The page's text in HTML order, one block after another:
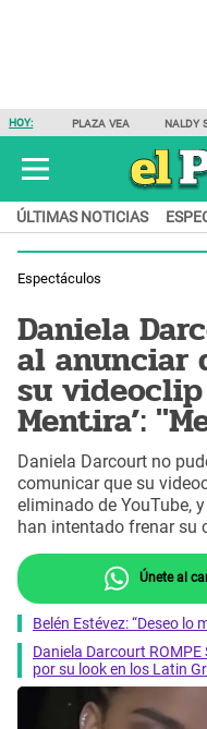
HOY: PLAZA VEA NALDY
ÚLTIMAS NOTICIAS
Espectáculos
Daniela
al anunciar
su videoclip
Mentira’:
Daniela Darcourt no
comunicar que su
eliminado de YouTube,
han intentado frenar su
Únete al
Belén Estévez: “Deseo lo
Daniela Darcourt ROMPE
por su look en los Latin